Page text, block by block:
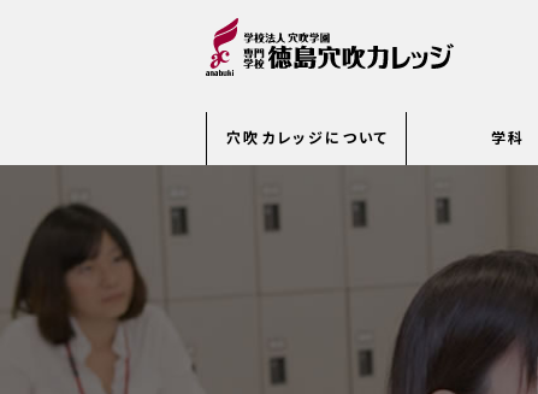
穴吹カレッジについて 学科